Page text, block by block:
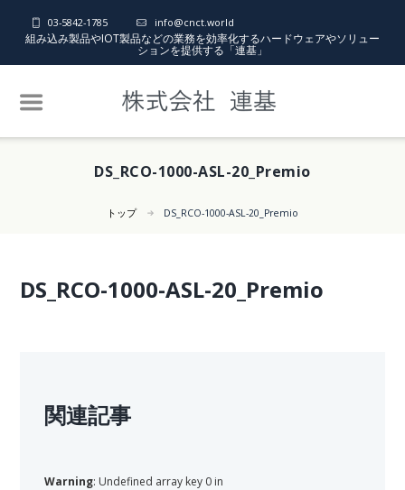
03-5842-1785 info@cnct.world
組み込み製品やIOT製品などの業務を効率化するハードウェアやソリュー
ションを提供する「連基」
DS_RCO-1000-ASL-20_Premio
トップ DS_RCO-1000-ASL-20_Premio
DS_RCO-1000-ASL-20_Premio
関連記事
Warning: Undefined array key 0 in